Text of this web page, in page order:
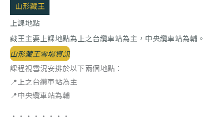
山形藏王
上課地點
藏王主要上課地點為上之台纜車站為主，中央纜車站為輔。
山形藏王雪場資訊
課程視雪況安排於以下兩個地點：
📍上之台纜車站為主
📍中央纜車站為輔
・・・・・・・・